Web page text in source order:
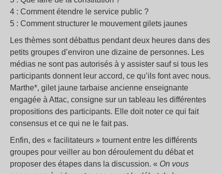
4 : Comment étendre le service public ?
5 : Comment structurer le mouvement gilets jaunes
Les thèmes sont débattus pendant deux heures dans des
petits groupes d’environ une dizaine de personnes. Les
médias ne sont pas autorisés à y assister sauf si tous les
participants donnent leur accord, ce qu’ils font avec nous.
Marthe*, gilet jaune tarbaise ancienne enseignante
engagée à Attac, consigne sur un tableau les différentes
propositions des participants. Elle doit noter ce qui fait
consensus et ce qui ne le fait pas.
Enfin, des « facilitateurs » tournent entre les différents
groupes pour veiller au bon déroulement du débat et
proposer des étapes dans la discussion. « On vous